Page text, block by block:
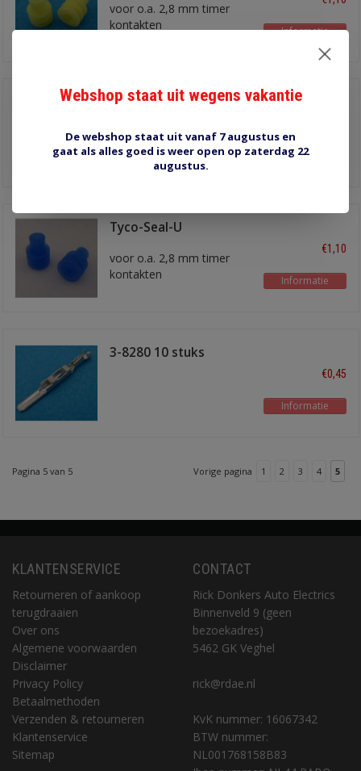
voor o.a. 2,8 mm timer
kontakten
Informatie
Tyco-Seal-N
voor o.a. 2,8 mm timer
kontakten
voor 1,5 mm2 draad
Informatie
Tyco-Seal-U
voor o.a. 2,8 mm timer
kontakten
€1,10
Informatie
3-8280 10 stuks
€0,45
Informatie
Pagina 5 van 5 Vorige pagina 1 2 3 4 5
KLANTENSERVICE
Retourneren of aankoop
terugdraaien
Over ons
Algemene voorwaarden
Disclaimer
Privacy Policy
Betaalmethoden
Verzenden & retourneren
Klantenservice
Sitemap
CONTACT
Rick Donkers Auto Electrics
Binnenveld 9 (geen
bezoekadres)
5462 GK Veghel
rick@rdae.nl
KvK nummer: 16067342
BTW nummer:
NL001768158B83
Webshop staat uit wegens vakantie
De webshop staat uit vanaf 7 augustus en
gaat als alles goed is weer open op zaterdag 22
augustus.